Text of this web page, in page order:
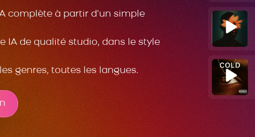
complète à partir d’un simple
IA de qualité studio, dans le style
genres, toutes les langues.